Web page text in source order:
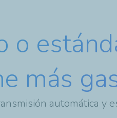
o
más
automática y